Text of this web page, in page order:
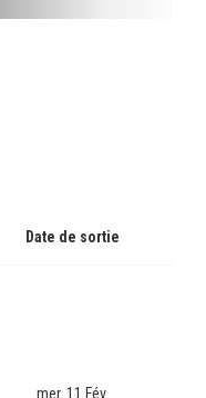
Date de sortie
mer. 11 Fév.